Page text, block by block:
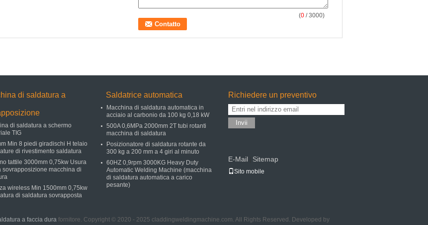
(0 / 3000)
di saldatura a
di saldatura a schermo
TIG
Min 8 piedi giradischi H telaio
di rivestimento saldatura
tattile 3000mm 0,75kw Usura
sovrapposizione macchina di
wireless Min 1500mm 0,75kw
di saldatura sovrapposta
Saldatrice automatica
Macchina di saldatura automatica in
acciaio al carbonio da 100 kg 0,18 kW
500A 0,6MPa 2000mm 2T tubi rotanti
macchina di saldatura
Posizionatore di saldatura rotante da
300 kg a 200 mm a 4 giri al minuto
60HZ 0,9rpm 3000KG Heavy Duty
Automatic Welding Machine (macchina
di saldatura automatica a carico
pesante)
Richiedere un preventivo
Invii
E-Mail Sitemap
Sito mobile
a faccia dura fornitore. Copyright © 2020 - 2025 claddingweldingmachine.com. All Rights Reserved. Developed by